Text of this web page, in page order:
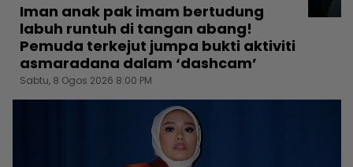
Iman anak pak imam bertudung
labuh runtuh di tangan abang!
Pemuda terkejut jumpa bukti aktiviti
asmaradana dalam ‘dashcam’
Sabtu, 8 Ogos 2026 8:00 PM